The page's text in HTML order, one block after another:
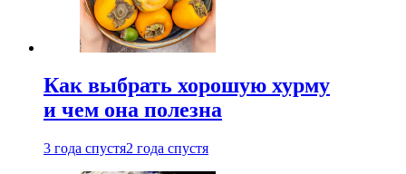
Как выбрать хорошую хурму
и чем она полезна
3 года спустя2 года спустя